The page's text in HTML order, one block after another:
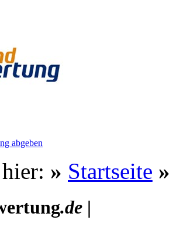
abgeben
» Startseite »
.de |